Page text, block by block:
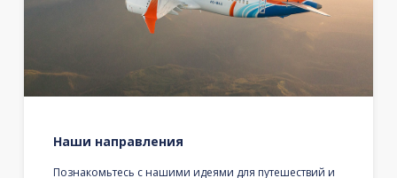
Наши направления
Познакомьтесь с нашими идеями для путешествий и